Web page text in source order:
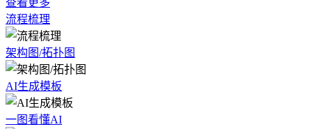
查看更多
流程梳理
架构图/拓扑图
AI生成模板
一图看懂AI